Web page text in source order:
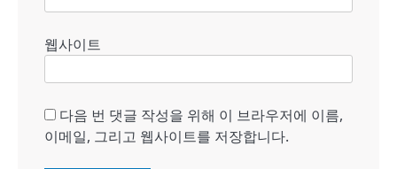
웹사이트
다음 번 댓글 작성을 위해 이 브라우저에 이름,
이메일, 그리고 웹사이트를 저장합니다.